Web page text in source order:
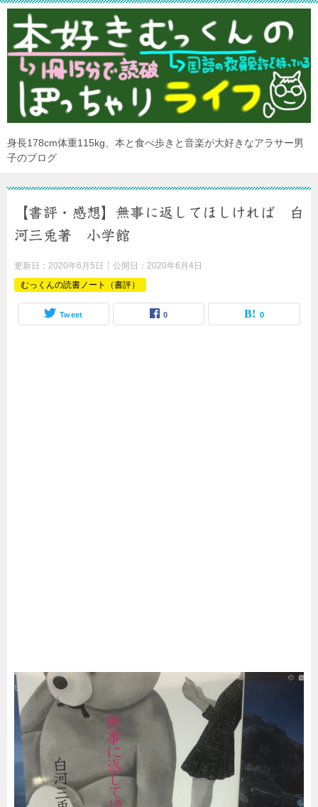
身長178cm体重115kg、本と食べ歩きと音楽が大好きなアラサー男
子のブログ
【書評・感想】無事に返してほしければ 白
河三兎著 小学館
更新日： 2020年6月5日 公開日： 2020年6月4日
むっくんの読書ノート（書評）
Tweet 0 0